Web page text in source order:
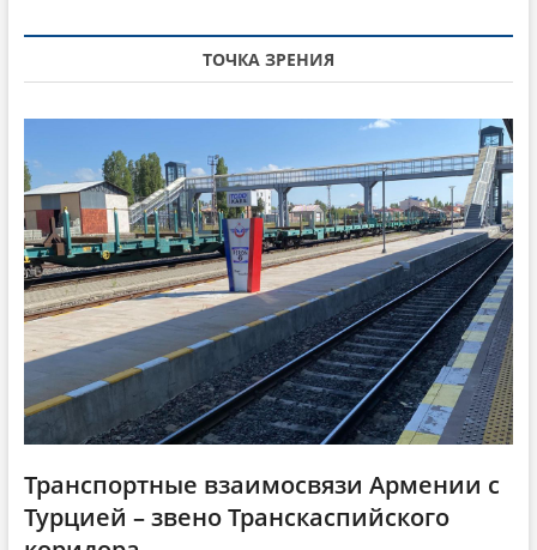
v
t
i
o
n
ь
я
:
ь
я
:
ТОЧКА ЗРЕНИЯ
Транспортные взаимосвязи Армении с
Турцией – звено Транскаспийского